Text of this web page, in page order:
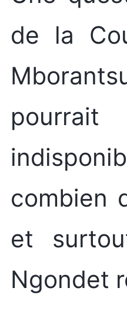
de la
combien
et
Ngondet